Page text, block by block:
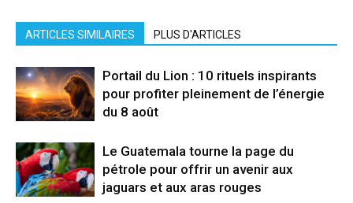
ARTICLES SIMILAIRES PLUS D'ARTICLES
Portail du Lion : 10 rituels inspirants
pour profiter pleinement de l’énergie
du 8 août
Le Guatemala tourne la page du
pétrole pour offrir un avenir aux
jaguars et aux aras rouges